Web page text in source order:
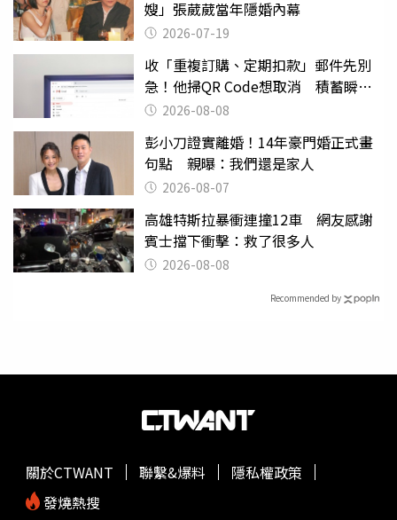
嫂」張葳葳當年隱婚內幕
2026-07-19
收「重複訂購、定期扣款」郵件先別
急！他掃QR Code想取消 積蓄瞬間
蒸發2026-08-08
彭小刀證實離婚！14年豪門婚正式畫
句點 親曝：我們還是家人
2026-08-07
高雄特斯拉暴衝連撞12車 網友感謝
賓士擋下衝擊：救了很多人
2026-08-08
Recommended by
關於CTWANT 聯繫&爆料
隱私權政策
發燒熱搜